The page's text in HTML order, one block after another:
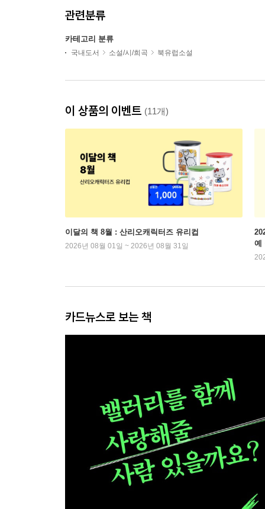
관련분류
카테고리 분류
국내도서 소설/시/희곡 북유럽소설
이 상품의 이벤트 (11개)
이달의 책 8월 : 산리오캐릭터즈 유리컵
2026년 08월 01일 ~ 2026년 08월 31일
예
카드뉴스로 보는 책